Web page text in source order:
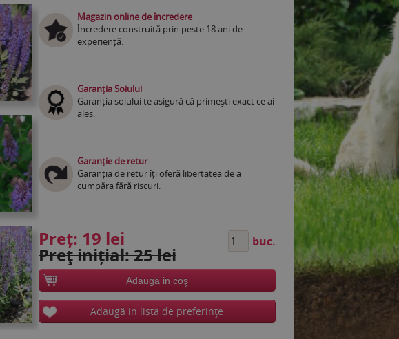
Magazin online de încredere
Încredere construită prin peste 18 ani de
experiență.
Garanția Soiului
Garanția soiului te asigură că primești exact ce ai
ales.
Garanție de retur
Garanția de retur îți oferă libertatea de a
cumpăra fără riscuri.
Preț: 19 lei
Preţ inițial: 25 lei
buc.
Adaugă in coş
Adaugă in lista de preferinţe